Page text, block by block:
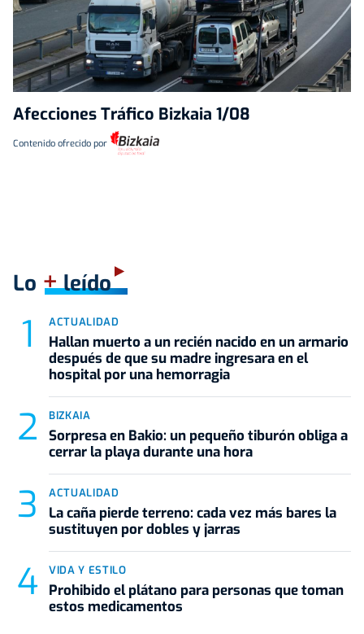
Afecciones Tráfico Bizkaia 1/08
Contenido ofrecido por
Lo +leído
ACTUALIDAD
Hallan muerto a un recién nacido en un armario
después de que su madre ingresara en el
hospital por una hemorragia
BIZKAIA
Sorpresa en Bakio: un pequeño tiburón obliga a
cerrar la playa durante una hora
ACTUALIDAD
La caña pierde terreno: cada vez más bares la
sustituyen por dobles y jarras
VIDA Y ESTILO
Prohibido el plátano para personas que toman
estos medicamentos